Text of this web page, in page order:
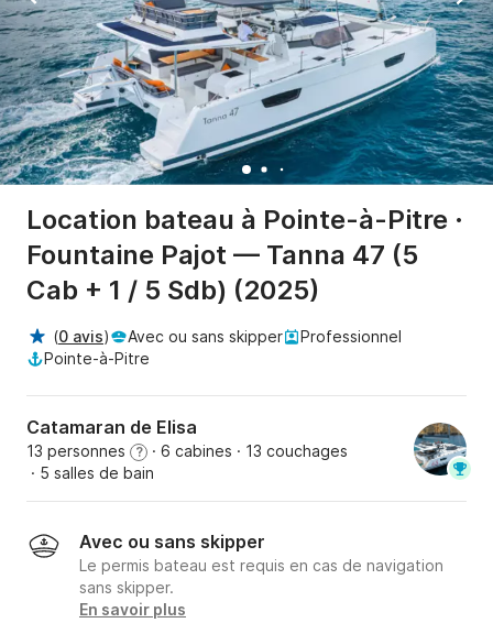
Location bateau à Pointe-à-Pitre ·
Fountaine Pajot — Tanna 47 (5
Cab + 1 / 5 Sdb) (2025)
(0 avis) Avec ou sans skipper
Professionnel
Pointe-à-Pitre
Catamaran de Elisa
13 personnes ? · 6 cabines · 13 couchages
· 5 salles de bain
Avec ou sans skipper
Le permis bateau est requis en cas de navigation
sans skipper.
En savoir plus